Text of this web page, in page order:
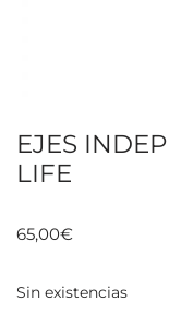
EJES
LIFE
65,00€
Sin existencias